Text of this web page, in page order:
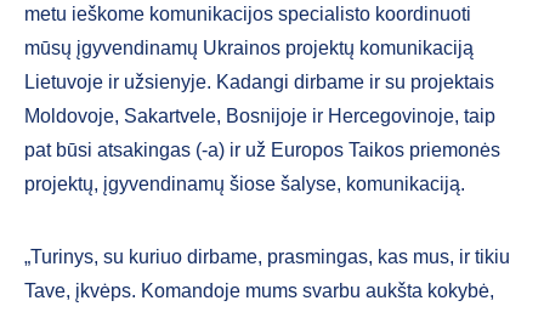
metu ieškome komunikacijos specialisto koordinuoti
mūsų įgyvendinamų Ukrainos projektų komunikaciją
Lietuvoje ir užsienyje. Kadangi dirbame ir su projektais
Moldovoje, Sakartvele, Bosnijoje ir Hercegovinoje, taip
pat būsi atsakingas (-a) ir už Europos Taikos priemonės
projektų, įgyvendinamų šiose šalyse, komunikaciją.
„Turinys, su kuriuo dirbame, prasmingas, kas mus, ir tikiu
Tave, įkvėps. Komandoje mums svarbu aukšta kokybė,